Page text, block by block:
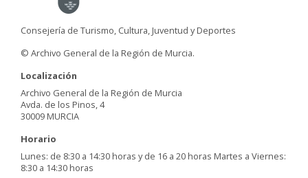
Consejería de Turismo, Cultura, Juventud y Deportes
© Archivo General de la Región de Murcia.
Localización
Archivo General de la Región de Murcia
Avda. de los Pinos, 4
30009 MURCIA
Horario
Lunes: de 8:30 a 14:30 horas y de 16 a 20 horas Martes a Viernes:
8:30 a 14:30 horas